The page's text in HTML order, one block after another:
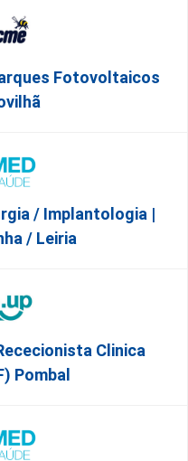
Fotovoltaicos
/ Implantologia |
/ Leiria
Clinica
Pombal